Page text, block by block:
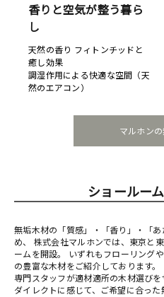
香りと空気が整う暮ら
し
天然の香り フィトンチッドと
癒し効果
調湿作用による快適な空間（天
然のエアコン）
マルホン
ショールー
無垢木材の「質感」・「香り」・「
め、 株式会社マルホンでは、東京と
ームを開設。 いずれもフローリング
の豊富な木材をご紹介しております。
専門スタッフが適材適所の木材選びを
ダイレクトに感じて、ご希望に合った